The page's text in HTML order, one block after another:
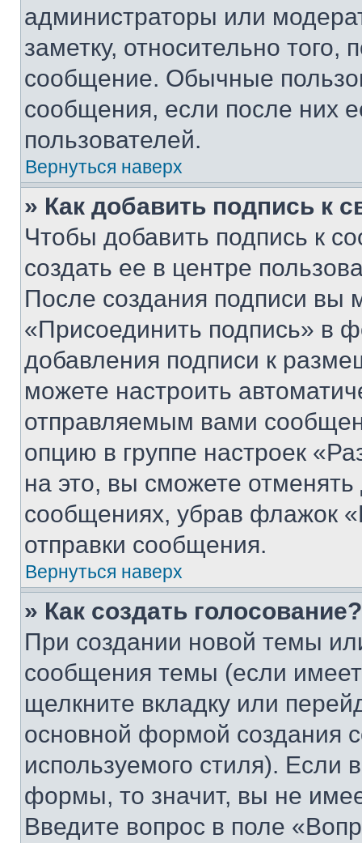
администраторы или
заметку, относительно
сообщение. Обычные
сообщения, если после них
пользователей.
Вернуться наверх
» Как добавить подпись к
Чтобы добавить подпись к
создать ее в центре
После создания подписи вы
«Присоединить подпись» в
добавления подписи к
можете настроить
отправляемым вами
опцию в группе настроек
на это, вы сможете
сообщениях, убрав флажок
отправки сообщения.
Вернуться наверх
» Как создать голосование?
При создании новой темы
сообщения темы (если
щелкните вкладку или
основной формой создания
используемого стиля). Если
формы, то значит, вы не
Введите вопрос в поле